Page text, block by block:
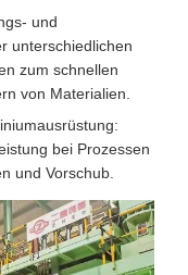
und
unterschiedlichen
zum schnellen
von Materialien.
bei Prozessen
und Vorschub.